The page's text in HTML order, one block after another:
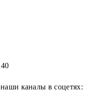
каналы в соцетях: